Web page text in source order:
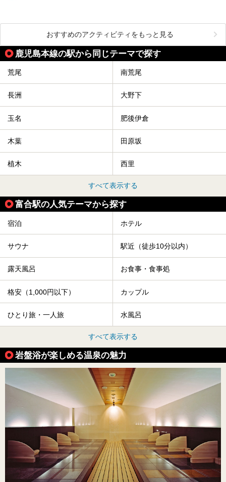
おすすめのアクティビティをもっと見る
鹿児島本線の駅から同じテーマで探す
荒尾 南荒尾
長洲 大野下
玉名 肥後伊倉
木葉 田原坂
植木 西里
すべて表示する
富合駅の人気テーマから探す
宿泊 ホテル
サウナ 駅近（徒歩10分以内）
露天風呂 お食事・食事処
格安（1,000円以下） カップル
ひとり旅・一人旅 水風呂
すべて表示する
岩盤浴が楽しめる温泉の魅力